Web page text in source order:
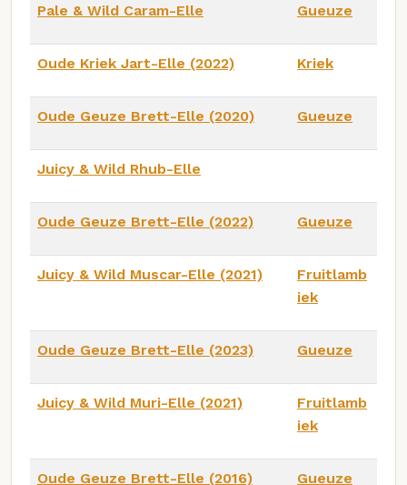
Pale & Wild Caram-Elle Gueuze
Oude Kriek Jart-Elle (2022) Kriek
Oude Geuze Brett-Elle (2020) Gueuze
Juicy & Wild Rhub-Elle
Oude Geuze Brett-Elle (2022) Gueuze
Juicy & Wild Muscar-Elle (2021)
Fruitlamb
iek
Oude Geuze Brett-Elle (2023) Gueuze
Juicy & Wild Muri-Elle (2021)
Fruitlamb
iek
Oude Geuze Brett-Elle (2016) Gueuze